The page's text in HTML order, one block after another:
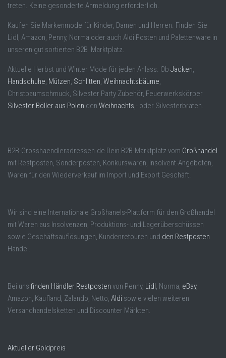
treten. Keine gesonderte Anmeldung erforderlich.
Kaufen Sie Markenmode für Kinder, Damen und Herren. Finden Sie
Lidl, Amazon, Penny, Norma oder auch Aldi Posten und Palettenware in
unseren gut sortierten B2B Marktplatz.
Aktuelle Herbst und Winter Mode für jeden Anlass. Ob Jacken,
Handschuhe, Mützen, Schlitten, Weihnachtsbäume,
Christbaumschmuck, Silvester Party Zubehör, Feuerwerkskörper
Silvester Böller aus Polen den Weihnachts,- oder Silvesterbraten.
B2B-Grosshaendleradressen.de Dein B2B-Marktplatz vom Großhandel
mit Restposten, Sonderposten, Konkurswaren, Insolvent-Angeboten,
Waren für den Wiederverkauf im Import und Export Geschäft.
Wir sind eine Internationale Großhanels-Plattform für den Großhandel
mit Waren aus Insolvenzen, Produktions- und Lagerüberschüssen
sowie Geschäftsauflösungen, Kundenretouren und den Restposten
Handel.
Bei uns finden Händler Restposten von Penny, Lidl, Norma, eBay,
Amazon, Kaufland, Zalando, Netto, Aldi sowie vielen weiteren
Versandhandelsketten und Discounter Märkten.
Aktueller Goldpreis